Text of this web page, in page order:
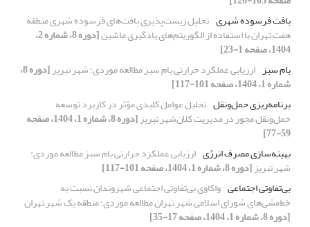
بافت فرسوده شهری تحلیل زیست‌پذیری بافت‌های فرسوده شهری منطقه
هفت تهران با استفاده از الگوریتم‌های یادگیری ماشین [دوره 8، شماره 2،
1404، صفحه 1-23]
بام سبز ارزیابی عملکرد حرارتی بام سبز مطالعه موردی: شهر تبریز [دوره 8،
شماره 1، 1404، صفحه 101-117]
برنامه‌ریزی حمل‌ونقل تحلیل عوامل کلیدی مؤثر در کاربرد توسعه
حمل‌ونقل محور در مدیریت کلان‌شهر تبریز [دوره 8، شماره 1، 1404، صفحه
59-77]
بهینه‌سازی مصرف انرژی ارزیابی عملکرد حرارتی بام سبز مطالعه موردی:
شهر تبریز[دوره 8، شماره 1، 1404، صفحه 101-117]
بی‌تفاوتی اجتماعی واکاوی بی‌تفاوتی اجتماعی شهروندان نسبت به
خط‌مشی‌های شورای اسلامی شهر تهران مطالعه موردی: منطقه یک شهر تهران
[دوره 8، شماره 1، 1404، صفحه 17-35]